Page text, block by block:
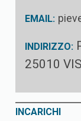
EMAIL:
INDIRIZZO:
25010
INCARICHI